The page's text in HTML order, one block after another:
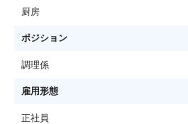
厨房
ポジション
調理係
雇用形態
正社員